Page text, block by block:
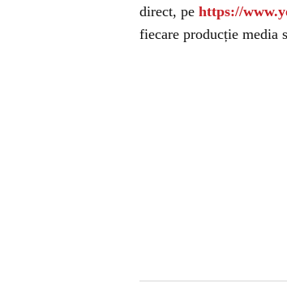
direct, pe https://
fiecare producție media